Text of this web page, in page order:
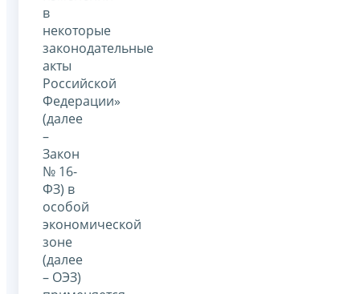
в
некоторые
законодательные
акты
Российской
Федерации»
(далее
–
Закон
№ 16-
ФЗ) в
особой
экономической
зоне
(далее
– ОЭЗ)